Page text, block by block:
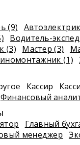
(9)
Водитель-
(3) Мастер (3)
(1)
Кассир
Финансовый
Главный
менеджер